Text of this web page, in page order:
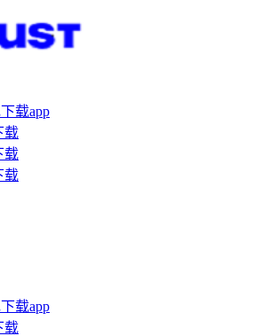
载app
载
载
载
载app
载